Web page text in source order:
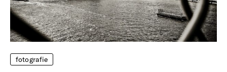
fotografie